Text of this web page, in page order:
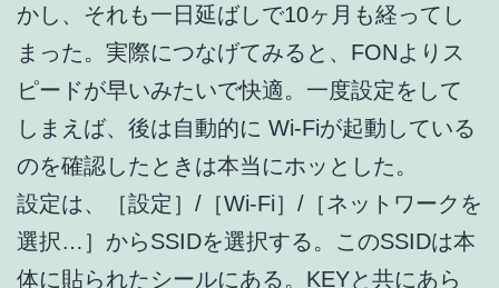
かし、それも一日延ばしで10ヶ月も経ってし
まった。実際につなげてみると、FONよりス
ピードが早いみたいで快適。一度設定をして
しまえば、後は自動的に Wi-Fiが起動している
のを確認したときは本当にホッとした。
設定は、［設定］/［Wi-Fi］/［ネットワークを
選択…］からSSIDを選択する。このSSIDは本
体に貼られたシールにある。KEYと共にあら